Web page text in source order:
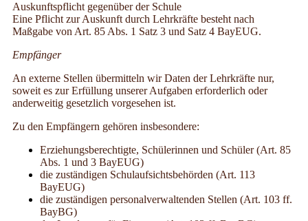
Auskunftspflicht gegenüber der Schule
Eine Pflicht zur Auskunft durch Lehrkräfte besteht nach
Maßgabe von Art. 85 Abs. 1 Satz 3 und Satz 4 BayEUG.
Empfänger
An externe Stellen übermitteln wir Daten der Lehrkräfte nur,
soweit es zur Erfüllung unserer Aufgaben erforderlich oder
anderweitig gesetzlich vorgesehen ist.
Zu den Empfängern gehören insbesondere:
Erziehungsberechtigte, Schülerinnen und Schüler (Art. 85
Abs. 1 und 3 BayEUG)
die zuständigen Schulaufsichtsbehörden (Art. 113
BayEUG)
die zuständigen personalverwaltenden Stellen (Art. 103 ff.
BayBG)